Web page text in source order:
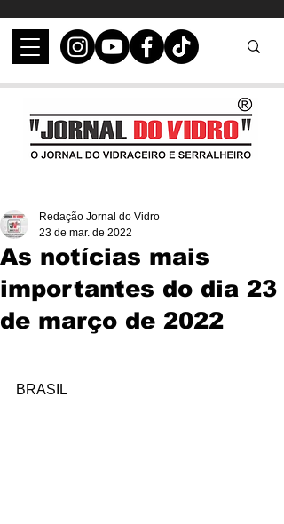
As notícias mais
importantes do dia 23
de março de 2022
Redação Jornal do Vidro
23 de mar. de 2022
BRASIL